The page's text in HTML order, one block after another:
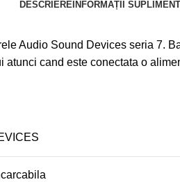
DESCRIEREINFORMAȚII
Audio Sound Devices seria 7.
cand este conectata o